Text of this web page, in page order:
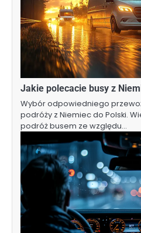
Jakie polecacie busy z
Wybór odpowiedniego
podróży z Niemiec do Polski.
podróż busem ze względu…